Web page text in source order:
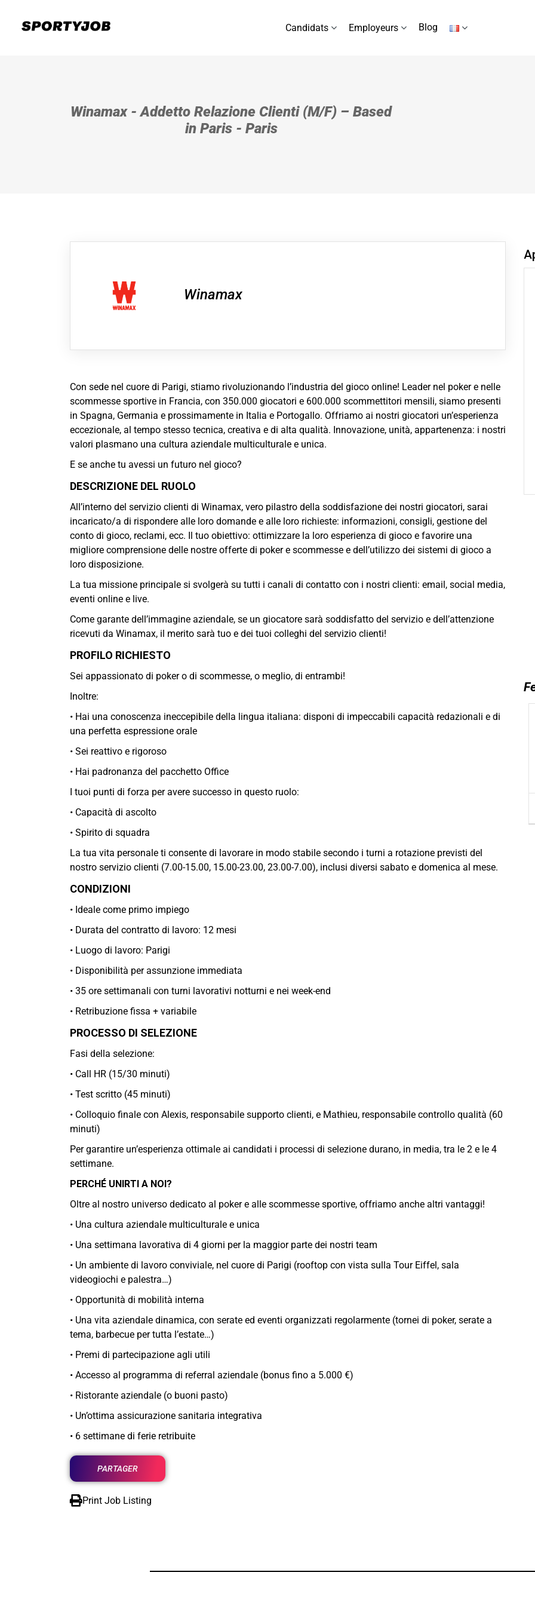
Candidats Employeurs Blog
Winamax - Addetto Relazione Clienti (M/F) – Based
in Paris - Paris
Winamax
Con sede nel cuore di Parigi, stiamo rivoluzionando l’industria del gioco online! Leader nel poker e nelle
scommesse sportive in Francia, con 350.000 giocatori e 600.000 scommettitori mensili, siamo presenti
in Spagna, Germania e prossimamente in Italia e Portogallo. Offriamo ai nostri giocatori un’esperienza
eccezionale, al tempo stesso tecnica, creativa e di alta qualità. Innovazione, unità, appartenenza: i nostri
valori plasmano una cultura aziendale multiculturale e unica.
E se anche tu avessi un futuro nel gioco?
DESCRIZIONE DEL RUOLO
All’interno del servizio clienti di Winamax, vero pilastro della soddisfazione dei nostri giocatori, sarai
incaricato/a di rispondere alle loro domande e alle loro richieste: informazioni, consigli, gestione del
conto di gioco, reclami, ecc. Il tuo obiettivo: ottimizzare la loro esperienza di gioco e favorire una
migliore comprensione delle nostre offerte di poker e scommesse e dell’utilizzo dei sistemi di gioco a
loro disposizione.
La tua missione principale si svolgerà su tutti i canali di contatto con i nostri clienti: email, social media,
eventi online e live.
Come garante dell’immagine aziendale, se un giocatore sarà soddisfatto del servizio e dell’attenzione
ricevuti da Winamax, il merito sarà tuo e dei tuoi colleghi del servizio clienti!
PROFILO RICHIESTO
Sei appassionato di poker o di scommesse, o meglio, di entrambi!
Inoltre:
• Hai una conoscenza ineccepibile della lingua italiana: disponi di impeccabili capacità redazionali e di
una perfetta espressione orale
• Sei reattivo e rigoroso
• Hai padronanza del pacchetto Office
I tuoi punti di forza per avere successo in questo ruolo:
• Capacità di ascolto
• Spirito di squadra
La tua vita personale ti consente di lavorare in modo stabile secondo i turni a rotazione previsti del
nostro servizio clienti (7.00-15.00, 15.00-23.00, 23.00-7.00), inclusi diversi sabato e domenica al mese.
CONDIZIONI
• Ideale come primo impiego
• Durata del contratto di lavoro: 12 mesi
• Luogo di lavoro: Parigi
• Disponibilità per assunzione immediata
• 35 ore settimanali con turni lavorativi notturni e nei week-end
• Retribuzione fissa + variabile
PROCESSO DI SELEZIONE
Fasi della selezione:
• Call HR (15/30 minuti)
• Test scritto (45 minuti)
• Colloquio finale con Alexis, responsabile supporto clienti, e Mathieu, responsabile controllo qualità (60
minuti)
Per garantire un’esperienza ottimale ai candidati i processi di selezione durano, in media, tra le 2 e le 4
settimane.
PERCHÉ UNIRTI A NOI?
Oltre al nostro universo dedicato al poker e alle scommesse sportive, offriamo anche altri vantaggi!
• Una cultura aziendale multiculturale e unica
• Una settimana lavorativa di 4 giorni per la maggior parte dei nostri team
• Un ambiente di lavoro conviviale, nel cuore di Parigi (rooftop con vista sulla Tour Eiffel, sala
videogiochi e palestra…)
• Opportunità di mobilità interna
• Una vita aziendale dinamica, con serate ed eventi organizzati regolarmente (tornei di poker, serate a
tema, barbecue per tutta l’estate…)
• Premi di partecipazione agli utili
• Accesso al programma di referral aziendale (bonus fino a 5.000 €)
• Ristorante aziendale (o buoni pasto)
• Un’ottima assicurazione sanitaria integrativa
• 6 settimane di ferie retribuite
PARTAGER
Print Job Listing